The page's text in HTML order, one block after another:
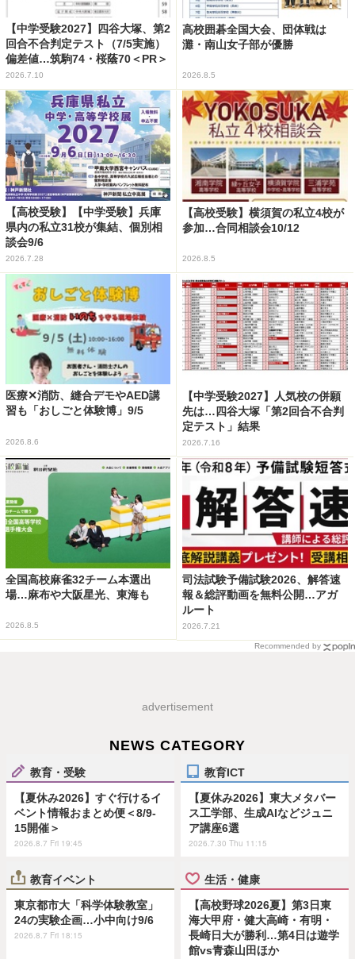
【中学受験2027】四谷大塚、第2
回合不合判定テスト（7/5実施）
偏差値…筑駒74・桜蔭70＜PR＞
2026.7.10
高校囲碁全国大会、団体戦は
灘・南山女子部が優勝
2026.8.5
【高校受験】【中学受験】兵庫
県内の私立31校が集結、個別相
談会9/6
2026.7.28
【高校受験】横須賀の私立4校が
参加…合同相談会10/12
2026.8.5
医療✕消防、縫合デモやAED講
習も「おしごと体験博」9/5
2026.8.6
【中学受験2027】人気校の併願
先は…四谷大塚「第2回合不合判
定テスト」結果
2026.7.16
全国高校麻雀32チーム本選出
場…麻布や大阪星光、東海も
2026.8.5
司法試験予備試験2026、解答速
報＆総評動画を無料公開…アガ
ルート
2026.7.21
Recommended by
advertisement
NEWS CATEGORY
教育・受験
【夏休み2026】すぐ行けるイ
ベント情報おまとめ便＜8/9-
15開催＞
2026.8.7 Fri 19:45
教育ICT
【夏休み2026】東大メタバー
ス工学部、生成AIなどジュニ
ア講座6選
2026.7.30 Thu 11:15
教育イベント
東京都市大「科学体験教室」
24の実験企画…小中向け9/6
2026.8.7 Fri 18:15
生活・健康
【高校野球2026夏】第3日東
海大甲府・健大高崎・有明・
長崎日大が勝利…第4日は遊学
館vs青森山田ほか